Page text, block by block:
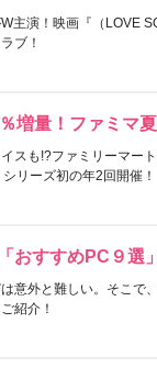
主演！映画『（LOVE
ブ！
増量！ファミマ
スも!?ファミリーマー
リーズ初の年2回開催！
おすすめPC９選
意外と難しい。そこで
紹介！